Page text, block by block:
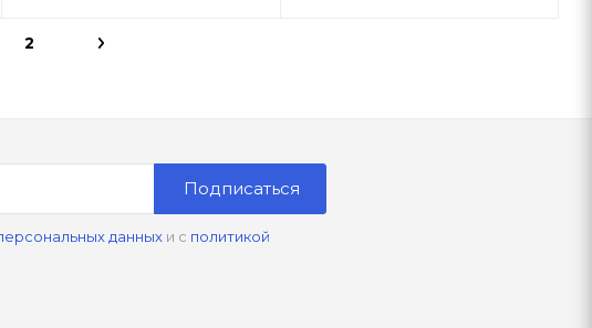
2
Подписаться
данныхи с политикой